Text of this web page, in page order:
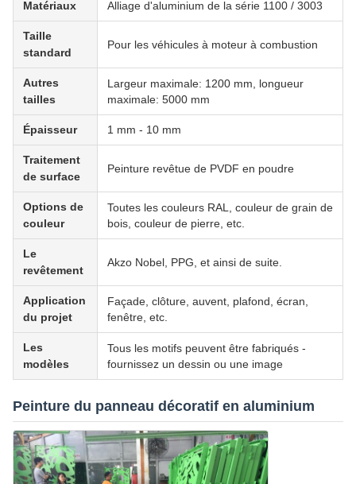
Matériaux Alliage d'aluminium de la série 1100 / 3003
Taille
standard
Pour les véhicules à moteur à combustion
Autres
tailles
Largeur maximale: 1200 mm, longueur
maximale: 5000 mm
Épaisseur 1 mm - 10 mm
Traitement
de surface
Peinture revêtue de PVDF en poudre
Options de
couleur
Toutes les couleurs RAL, couleur de grain de
bois, couleur de pierre, etc.
Le
revêtement
Akzo Nobel, PPG, et ainsi de suite.
Application
du projet
Façade, clôture, auvent, plafond, écran,
fenêtre, etc.
Les
modèles
Tous les motifs peuvent être fabriqués -
fournissez un dessin ou une image
Peinture du panneau décoratif en aluminium